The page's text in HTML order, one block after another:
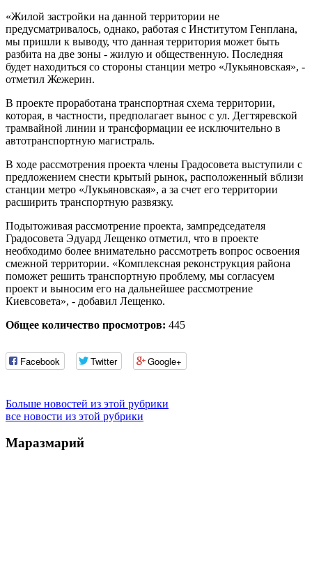
«Жилой застройки на данной территории не
предусматривалось, однако, работая с Институтом Генплана,
мы пришли к выводу, что данная территория может быть
разбита на две зоны - жилую и общественную. Последняя
будет находиться со стороны станции метро «Лукьяновская», -
отметил Жежерин.
В проекте проработана транспортная схема территории,
которая, в частности, предполагает вынос с ул. Дегтяревской
трамвайной линии и трансформации ее исключительно в
автотранспортную магистраль.
В ходе рассмотрения проекта члены Градосовета выступили с
предложением снести крытый рынок, расположенный вблизи
станции метро «Лукьяновская», а за счет его территории
расширить транспортную развязку.
Подытоживая рассмотрение проекта, зампредседателя
Градосовета Эдуард Лещенко отметил, что в проекте
необходимо более внимательно рассмотреть вопрос освоения
смежной территории. «Комплексная реконструкция района
поможет решить транспортную проблему, мы согласуем
проект и выносим его на дальнейшее рассмотрение
Киевсовета», - добавил Лещенко.
Общее количество просмотров: 445
Facebook Twitter Google+
Больше новостей из этой рубрики
все новости из этой рубрики
Маразмарий